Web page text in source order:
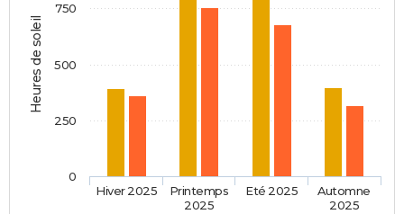
Heures de soleil
Hiver 2025
Printemps
2025
Eté 2025
Automne
2025
0
250
500
750